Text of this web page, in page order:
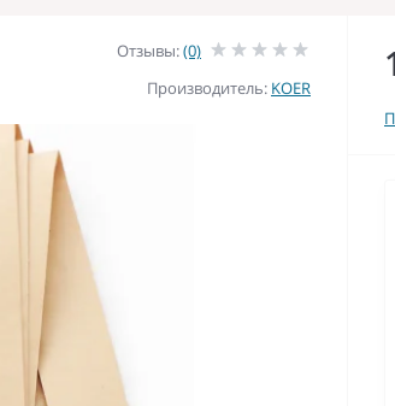
Отзывы:(0)
Производитель: KOER